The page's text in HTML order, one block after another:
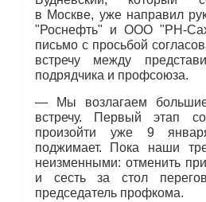
в Москве, уже направил
"Роснефть" и ООО "РН-
письмо с просьбой
встречу между
подрядчика и профсоюза.
— Мы возлагаем
встречу. Первый этап
произойти уже 9
поджимает. Пока наши
неизменными: отменить
и сесть за стол
председатель профкома.